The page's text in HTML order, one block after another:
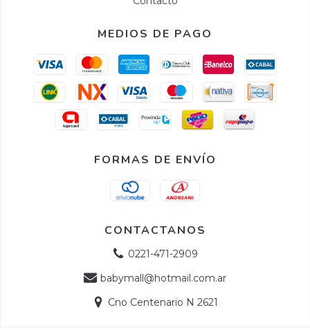
MEDIOS DE PAGO
FORMAS DE ENVÍO
CONTACTANOS
0221-471-2909
babymall@hotmail.com.ar
Cno Centenario N 2621